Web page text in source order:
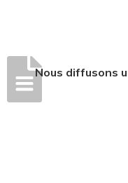
Nous diffusons